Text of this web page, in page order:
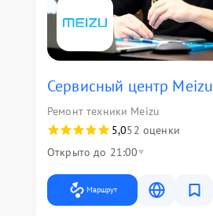
Сервисный центр Meizu
Ремонт техники Meizu
5,052 оценки
Открыто до 21:00
Маршрут